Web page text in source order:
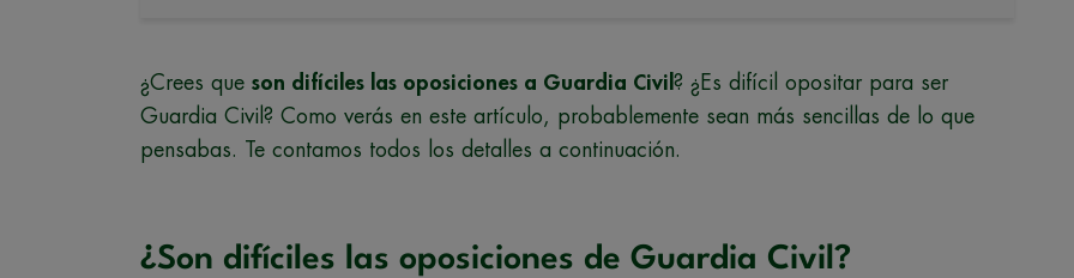
¿Crees que son difíciles las oposiciones a Guardia Civil ? ¿Es difícil opositar para ser
Guardia Civil? Como verás en este artículo, probablemente sean más sencillas de lo que
pensabas. Te contamos todos los detalles a continuación.
¿Son difíciles las oposiciones de Guardia Civil?